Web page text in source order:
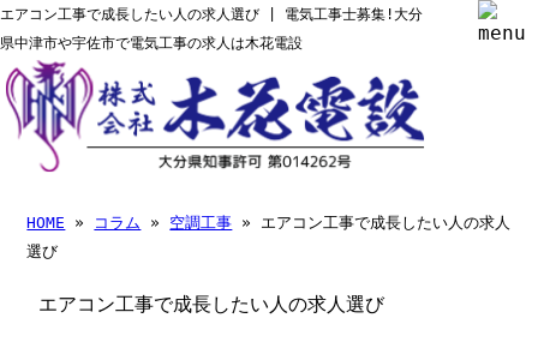
エアコン工事で成長したい人の求人選び | 電気工事士募集!大分
県中津市や宇佐市で電気工事の求人は木花電設
HOME » コラム » 空調工事 » エアコン工事で成長したい人の求人
選び
エアコン工事で成長したい人の求人選び